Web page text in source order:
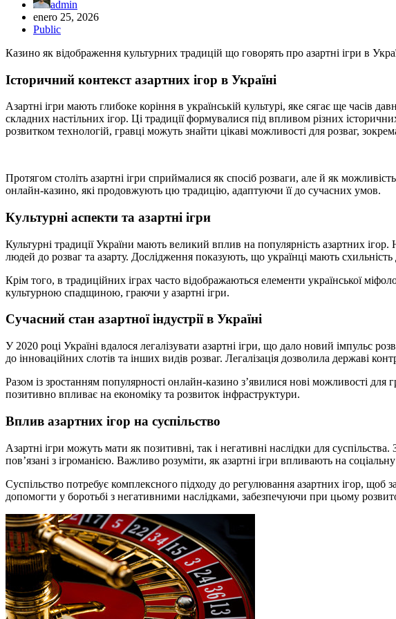
admin
enero 25, 2026
Public
Казино як відображення культурних традицій що говорять про азартні ігри в
Історичний контекст азартних ігор в Україні
Азартні ігри мають глибоке коріння в українській культурі, яке сягає ще часів
складних настільних ігор. Ці традиції формувалися під впливом різних
розвитком технологій, гравці можуть знайти цікаві можливості для розваг,
Протягом століть азартні ігри сприймалися як спосіб розваги, але й як
онлайн-казино, які продовжують цю традицію, адаптуючи її до сучасних умов.
Культурні аспекти та азартні ігри
Культурні традиції України мають великий вплив на популярність азартних
людей до розваг та азарту. Дослідження показують, що українці мають
Крім того, в традиційних іграх часто відображаються елементи української
культурною спадщиною, граючи у азартні ігри.
Сучасний стан азартної індустрії в Україні
У 2020 році Україні вдалося легалізувати азартні ігри, що дало новий імпульс
до інноваційних слотів та інших видів розваг. Легалізація дозволила державі
Разом із зростанням популярності онлайн-казино з’явилися нові можливості
позитивно впливає на економіку та розвиток інфраструктури.
Вплив азартних ігор на суспільство
Азартні ігри можуть мати як позитивні, так і негативні наслідки для
пов’язані з ігроманією. Важливо розуміти, як азартні ігри впливають на
Суспільство потребує комплексного підходу до регулювання азартних ігор, щоб
допомогти у боротьбі з негативними наслідками, забезпечуючи при цьому